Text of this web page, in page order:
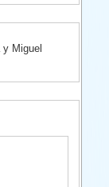
Miguel